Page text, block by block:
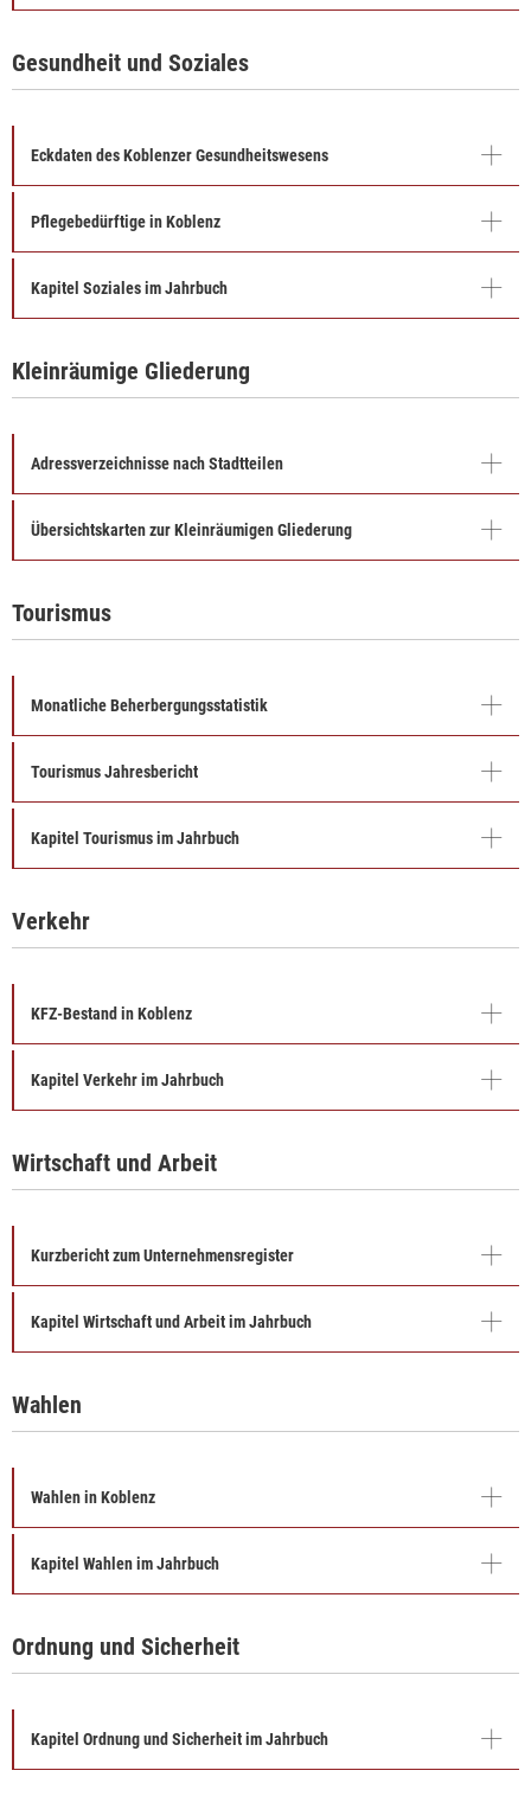
Gesundheit und Soziales
Eckdaten des Koblenzer Gesundheitswesens
Pflegebedürftige in Koblenz
Kapitel Soziales im Jahrbuch
Kleinräumige Gliederung
Adressverzeichnisse nach Stadtteilen
Übersichtskarten zur Kleinräumigen Gliederung
Tourismus
Monatliche Beherbergungsstatistik
Tourismus Jahresbericht
Kapitel Tourismus im Jahrbuch
Verkehr
KFZ-Bestand in Koblenz
Kapitel Verkehr im Jahrbuch
Wirtschaft und Arbeit
Kurzbericht zum Unternehmensregister
Kapitel Wirtschaft und Arbeit im Jahrbuch
Wahlen
Wahlen in Koblenz
Kapitel Wahlen im Jahrbuch
Ordnung und Sicherheit
Kapitel Ordnung und Sicherheit im Jahrbuch